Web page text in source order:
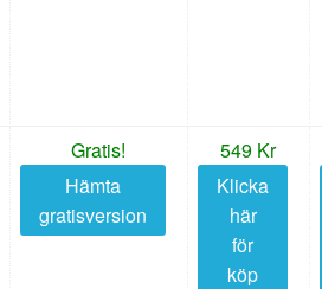
Gratis!
Hämta
gratisversion
549 Kr
Klicka
här
för
köp